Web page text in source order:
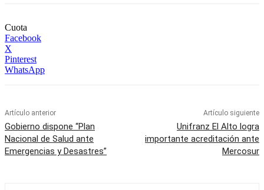
Cuota
Facebook
X
Pinterest
WhatsApp
Artículo anterior
Gobierno dispone “Plan
Nacional de Salud ante
Emergencias y Desastres”
Artículo siguiente
Unifranz El Alto logra
importante acreditación ante
Mercosur